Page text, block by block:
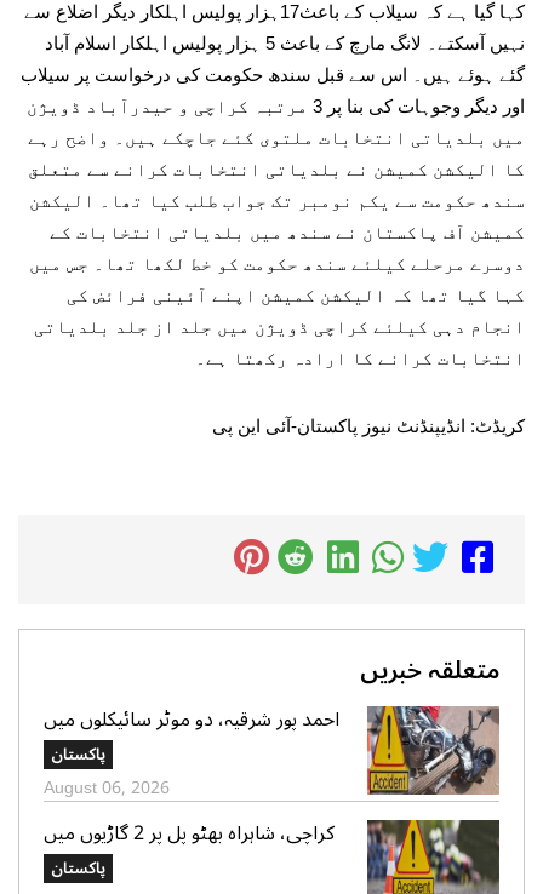
کہا گیا ہے کہ سیلاب کے باعث17ہزار پولیس اہلکار دیگر اضلاع سے
نہیں آسکتے۔ لانگ مارچ کے باعث 5 ہزار پولیس اہلکار اسلام آباد
گئے ہوئے ہیں۔ اس سے قبل سندھ حکومت کی درخواست پر سیلاب
اور دیگر وجوہات کی بنا پر 3 مرتبہ کراچی و حیدرآباد ڈویژن
میں بلدیاتی انتخابات ملتوی کئے جاچکے ہیں۔ واضح رہے
کا الیکشن کمیشن نے بلدیاتی انتخابات کرانے سے متعلق
سندھ حکومت سے یکم نومبر تک جواب طلب کیا تھا۔ الیکشن
کمیشن آف پاکستان نے سندھ میں بلدیاتی انتخابات کے
دوسرے مرحلے کیلئے سندھ حکومت کو خط لکھا تھا۔ جس میں
کہا گیا تھا کہ الیکشن کمیشن اپنے آئینی فرائض کی
انجام دہی کیلئے کراچی ڈویژن میں جلد از جلد بلدیاتی
انتخابات کرانے کا ارادہ رکھتا ہے۔
کریڈٹ: انڈیپنڈنٹ نیوز پاکستان-آئی این پی
متعلقہ خبریں
احمد پور شرقیہ، دو موٹر سائیکلوں میں
پاکستان
August 06, 2026
کراچی، شاہراہ بھٹو پل پر 2 گاڑیوں میں
پاکستان